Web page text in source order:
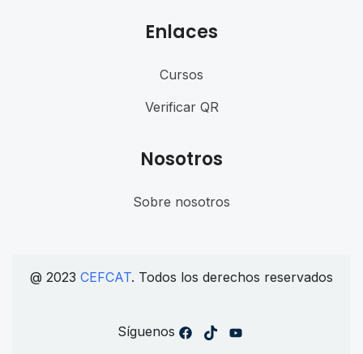
Enlaces
Cursos
Verificar QR
Nosotros
Sobre nosotros
@ 2023 CEFCAT. Todos los derechos reservados
Síguenos